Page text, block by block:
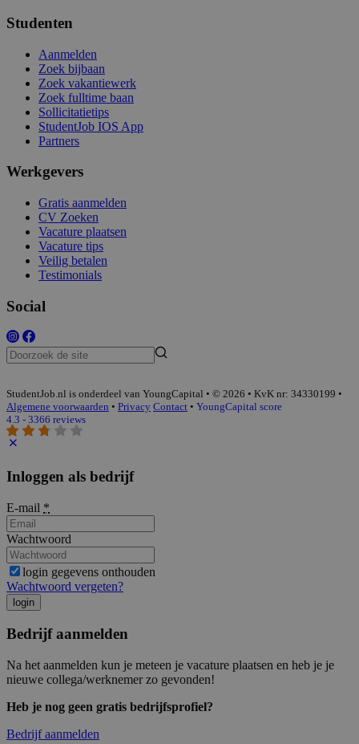
Studenten
Aanmelden
Zoek bijbaan
Zoek vakantiewerk
Zoek fulltime baan
Sollicitatietips
StudentJob IOS App
Partners
Werkgevers
Gratis aanmelden
CV Zoeken
Vacature plaatsen
Vacature tips
Veilig betalen
Testimonials
Social
StudentJob.nl is onderdeel van YoungCapital • © 2026 • KvK nr: 34330199 •
Algemene voorwaarden • Privacy Contact • YoungCapital score
4.3 - 3366 reviews
Inloggen als bedrijf
E-mail *
Wachtwoord
login gegevens onthouden
Wachtwoord vergeten?
login
Bedrijf aanmelden
Na het aanmelden kun je meteen je vacature plaatsen en heb je je
nieuwe collega/werknemer zo gevonden!
Heb je nog geen gratis bedrijfsprofiel?
Bedrijf aanmelden